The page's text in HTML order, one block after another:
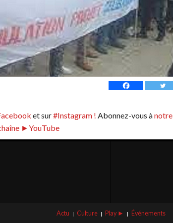
et sur#Instagram ! Abonnez-vous ànotre
►YouTube
Actu Culture Play ► Événements